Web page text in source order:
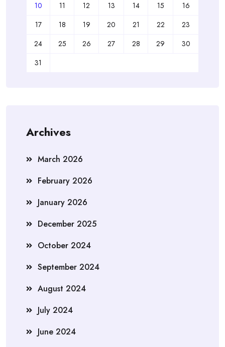
10 11 12 13 14 15
16
17
18 19 20 21 22
23
24
25 26 27 28 29
30
31
Archives
March 2026
February 2026
January 2026
December 2025
October 2024
September 2024
August 2024
July 2024
June 2024